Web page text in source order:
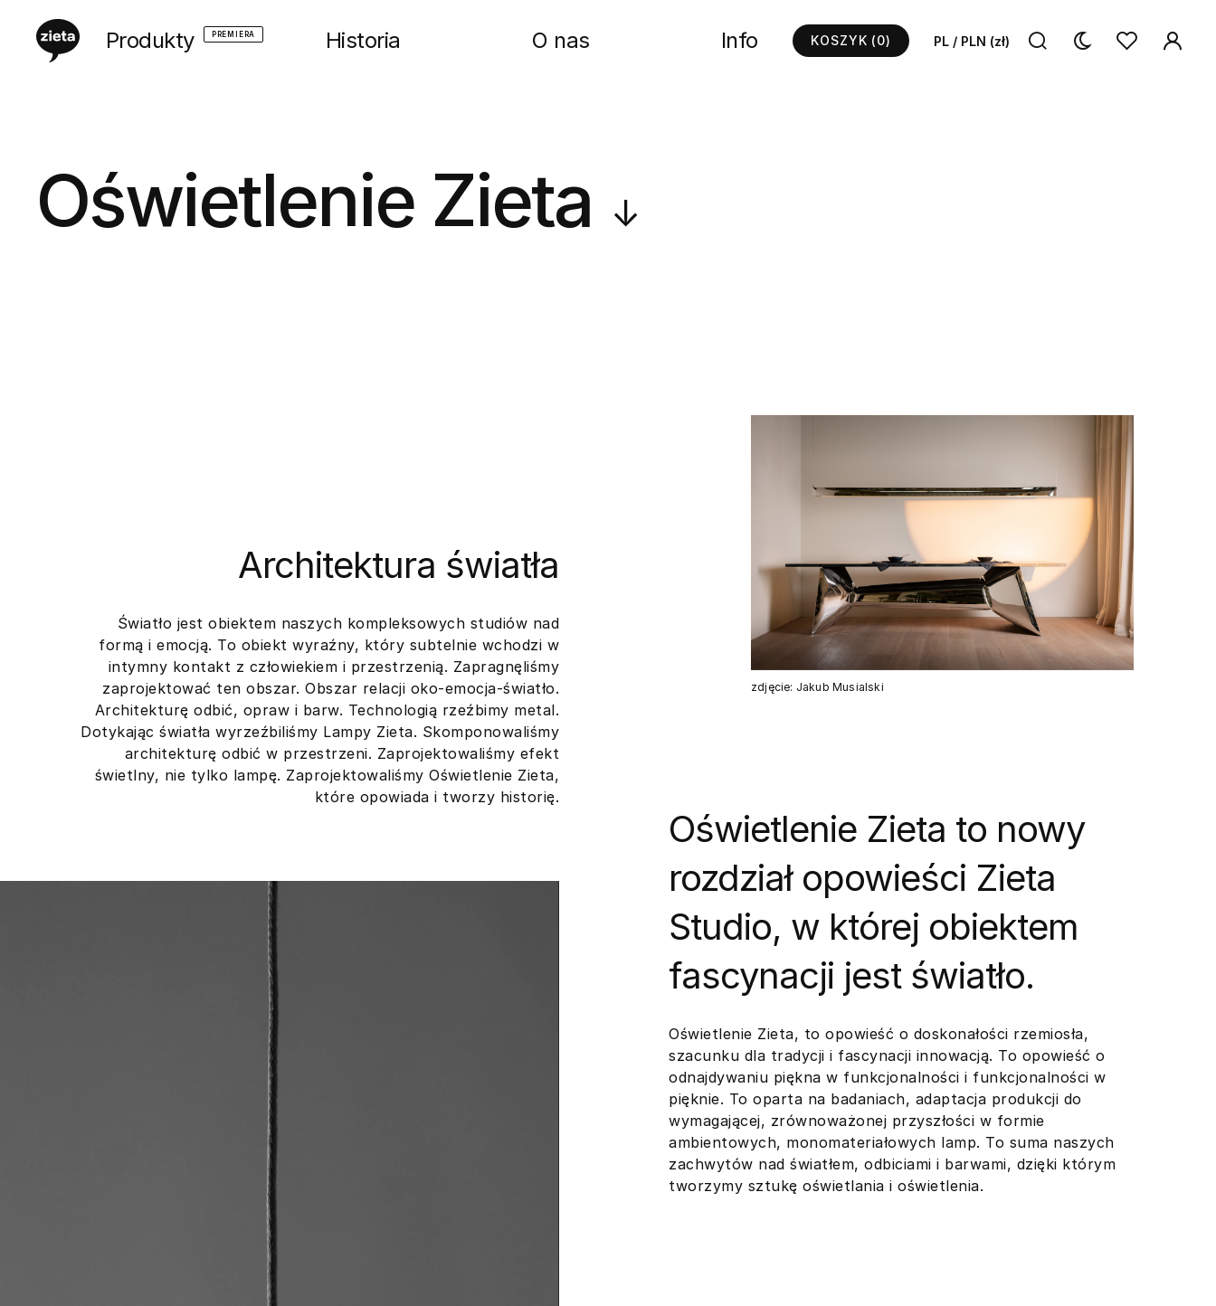
Produkty PREMIERA Historia O nas Info KOSZYK (0) PL / PLN (zł)
Oświetlenie Zieta ↓
Architektura światła
Światło jest obiektem naszych kompleksowych studiów nad
formą i emocją. To obiekt wyraźny, który subtelnie wchodzi w
intymny kontakt z człowiekiem i przestrzenią. Zapragnęliśmy
zaprojektować ten obszar. Obszar relacji oko-emocja-światło.
Architekturę odbić, opraw i barw. Technologią rzeźbimy metal.
Dotykając światła wyrzeźbiliśmy Lampy Zieta. Skomponowaliśmy
architekturę odbić w przestrzeni. Zaprojektowaliśmy efekt
świetlny, nie tylko lampę. Zaprojektowaliśmy Oświetlenie Zieta,
które opowiada i tworzy historię.
zdjęcie: Jakub Musialski
Oświetlenie Zieta to nowy
rozdział opowieści Zieta
Studio, w której obiektem
fascynacji jest światło.
Oświetlenie Zieta, to opowieść o doskonałości rzemiosła,
szacunku dla tradycji i fascynacji innowacją. To opowieść o
odnajdywaniu piękna w funkcjonalności i funkcjonalności w
pięknie. To oparta na badaniach, adaptacja produkcji do
wymagającej, zrównoważonej przyszłości w formie
ambientowych, monomateriałowych lamp. To suma naszych
zachwytów nad światłem, odbiciami i barwami, dzięki którym
tworzymy sztukę oświetlania i oświetlenia.